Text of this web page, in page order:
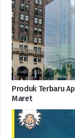
Produk Terbaru
Maret